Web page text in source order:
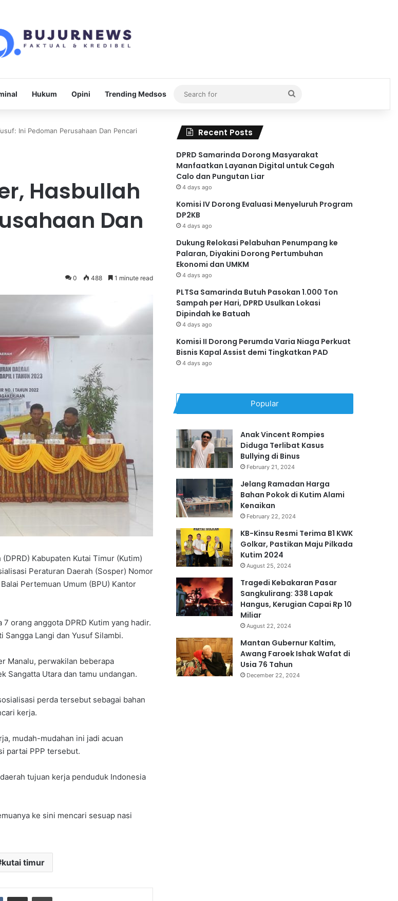
Hukum Opini Trending Medsos
Search
for
Ini Pedoman Perusahaan Dan Pencari
Hasbullah
Dan
0 488 1 minute read
Kabupaten Kutai Timur (Kutim)
Peraturan Daerah (Sosper) Nomor
Pertemuan Umum (BPU) Kantor
7 orang anggota DPRD Kutim yang hadir.
Sangga Langi dan Yusuf Silambi.
Manalu, perwakilan beberapa
Sangatta Utara dan tamu undangan.
perda tersebut sebagai bahan
kerja.
mudah-mudahan ini jadi acuan
partai PPP tersebut.
tujuan kerja penduduk Indonesia
ke sini mencari sesuap nasi
kutai timur
VKontakteShare via Email Print
Recent Posts
DPRD Samarinda Dorong Masyarakat
Manfaatkan Layanan Digital untuk Cegah
Calo dan Pungutan Liar
4 days ago
Komisi IV Dorong Evaluasi Menyeluruh Program
DP2KB
4 days ago
Dukung Relokasi Pelabuhan Penumpang ke
Palaran, Diyakini Dorong Pertumbuhan
Ekonomi dan UMKM
4 days ago
PLTSa Samarinda Butuh Pasokan 1.000 Ton
Sampah per Hari, DPRD Usulkan Lokasi
Dipindah ke Batuah
4 days ago
Komisi II Dorong Perumda Varia Niaga Perkuat
Bisnis Kapal Assist demi Tingkatkan PAD
4 days ago
Popular
Anak Vincent Rompies
Diduga Terlibat Kasus
Bullying di Binus
February 21, 2024
Jelang Ramadan Harga
Bahan Pokok di Kutim Alami
Kenaikan
February 22, 2024
KB-Kinsu Resmi Terima B1 KWK
Golkar, Pastikan Maju Pilkada
Kutim 2024
August 25, 2024
Tragedi Kebakaran Pasar
Sangkulirang: 338 Lapak
Hangus, Kerugian Capai Rp 10
Miliar
August 22, 2024
Mantan Gubernur Kaltim,
Awang Faroek Ishak Wafat di
Usia 76 Tahun
December 22, 2024